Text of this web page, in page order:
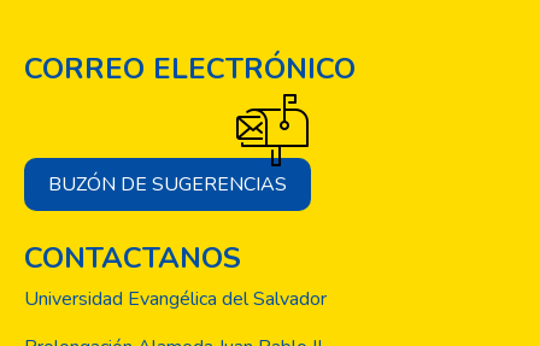
CORREO ELECTRÓNICO
BUZÓN DE SUGERENCIAS
CONTACTANOS
Universidad Evangélica del Salvador